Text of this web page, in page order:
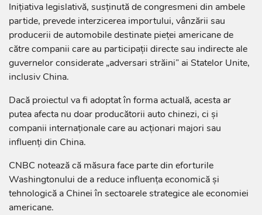
Inițiativa legislativă, susținută de congresmeni din ambele
partide, prevede interzicerea importului, vânzării sau
producerii de automobile destinate pieței americane de
către companii care au participații directe sau indirecte ale
guvernelor considerate „adversari străini” ai Statelor Unite,
inclusiv China.
Dacă proiectul va fi adoptat în forma actuală, acesta ar
putea afecta nu doar producătorii auto chinezi, ci și
companii internaționale care au acționari majori sau
influenți din China.
CNBC notează că măsura face parte din eforturile
Washingtonului de a reduce influența economică și
tehnologică a Chinei în sectoarele strategice ale economiei
americane.